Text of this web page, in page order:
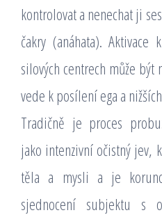
kontrolovat a nenechat ji
čakry (anáhata).
silových centrech může být
vede k posílení ega a
Tradičně je proces
jako intenzivní očistný jev,
těla a mysli a je
sjednocení subjektu s